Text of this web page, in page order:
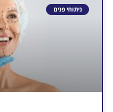
ניתוחי פנים